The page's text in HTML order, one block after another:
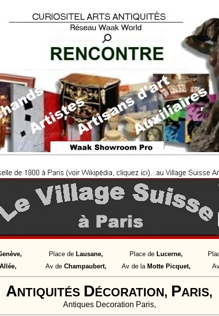
Place deLausane, Place de Lucerne,
Av de Champaubert, Av de laMotte Picquet,
ANTIQUITÉS DÉCORATION, PARIS,
Antiques Decoration Paris,